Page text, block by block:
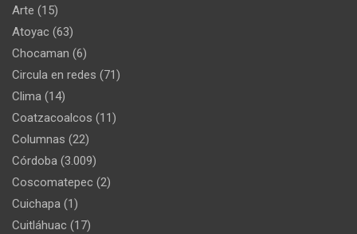
Arte (15)
Atoyac (63)
Chocaman (6)
Circula en redes (71)
Clima (14)
Coatzacoalcos (11)
Columnas (22)
Córdoba (3.009)
Coscomatepec (2)
Cuichapa (1)
Cuitláhuac (17)